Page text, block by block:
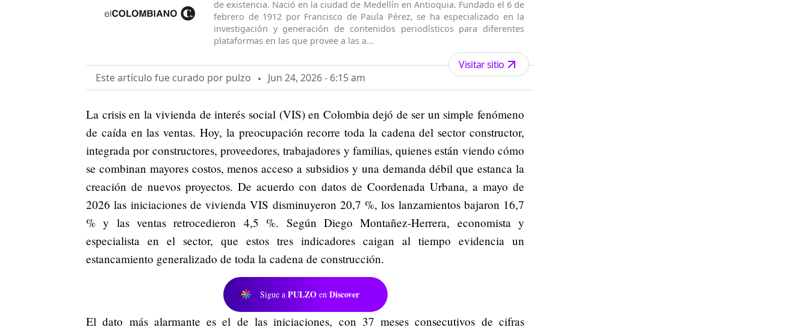
de existencia. Nació en la ciudad de Medellín en Antioquia. Fundado el 6 de
febrero de 1912 por Francisco de Paula Pérez, se ha especializado en la
investigación y generación de contenidos periodísticos para diferentes
plataformas en las que provee a las a...
Este artículo fue curado por pulzo Jun 24, 2026 - 6:15 am
Visitar sitio
La crisis en la vivienda de interés social (VIS) en Colombia dejó de ser un simple fenómeno
de caída en las ventas. Hoy, la preocupación recorre toda la cadena del sector constructor,
integrada por constructores, proveedores, trabajadores y familias, quienes están viendo cómo
se combinan mayores costos, menos acceso a subsidios y una demanda débil que estanca la
creación de nuevos proyectos. De acuerdo con datos de Coordenada Urbana, a mayo de
2026 las iniciaciones de vivienda VIS disminuyeron 20,7 %, los lanzamientos bajaron 16,7
% y las ventas retrocedieron 4,5 %. Según Diego Montañez-Herrera, economista y
especialista en el sector, que estos tres indicadores caigan al tiempo evidencia un
estancamiento generalizado de toda la cadena de construcción.
Sigue a PULZO en Discover
El dato más alarmante es el de las iniciaciones, con 37 meses consecutivos de cifras